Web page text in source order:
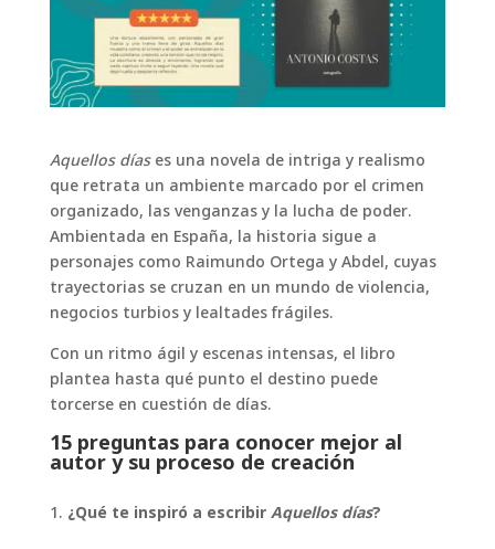
Aquellos díases una novela de intriga y realismo
que retrata un ambiente marcado por el crimen
organizado, las venganzas y la lucha de poder.
Ambientada en España, la historia sigue a
personajes como Raimundo Ortega y Abdel, cuyas
trayectorias se cruzan en un mundo de violencia,
negocios turbios y lealtades frágiles.
Con un ritmo ágil y escenas intensas, el libro
plantea hasta qué punto el destino puede
torcerse en cuestión de días.
15 preguntas para conocer mejor al
autor y su proceso de creación
¿Qué te inspiró a escribirAquellos días?